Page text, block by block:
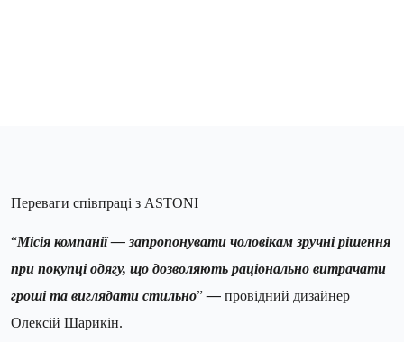
Переваги співпраці з ASTONI
“Місія компанії — запропонувати чоловікам зручні рішення
при покупці одягу, що дозволяють раціонально витрачати
гроші та виглядати стильно”— провідний дизайнер
Олексій Шарикін.